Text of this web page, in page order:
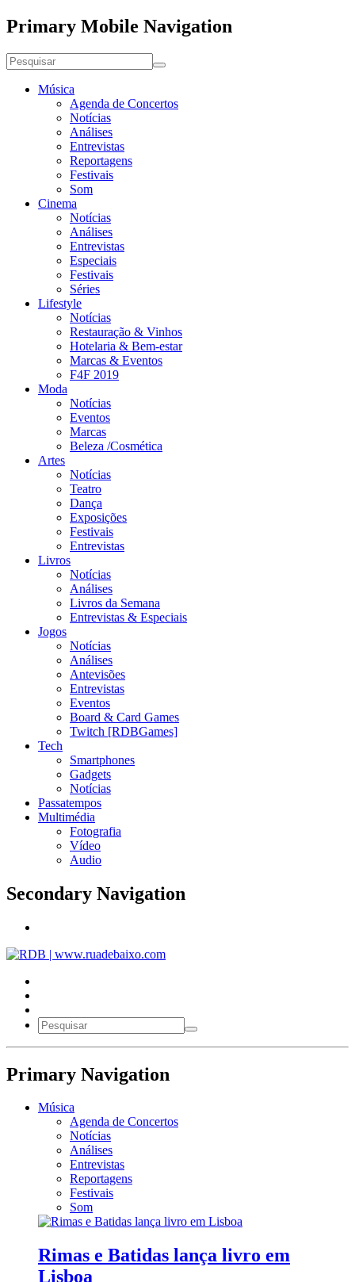
Primary Mobile Navigation
Música
Agenda de Concertos
Notícias
Análises
Entrevistas
Reportagens
Festivais
Som
Cinema
Notícias
Análises
Entrevistas
Especiais
Festivais
Séries
Lifestyle
Notícias
Restauração & Vinhos
Hotelaria & Bem-estar
Marcas & Eventos
F4F 2019
Moda
Notícias
Eventos
Marcas
Beleza /Cosmética
Artes
Notícias
Teatro
Dança
Exposições
Festivais
Entrevistas
Livros
Notícias
Análises
Livros da Semana
Entrevistas & Especiais
Jogos
Notícias
Análises
Antevisões
Entrevistas
Eventos
Board & Card Games
Twitch [RDBGames]
Tech
Smartphones
Gadgets
Notícias
Passatempos
Multimédia
Fotografia
Vídeo
Audio
Secondary Navigation
Primary Navigation
Música
Agenda de Concertos
Notícias
Análises
Entrevistas
Reportagens
Festivais
Som
Rimas e Batidas lança livro em
Lisboa